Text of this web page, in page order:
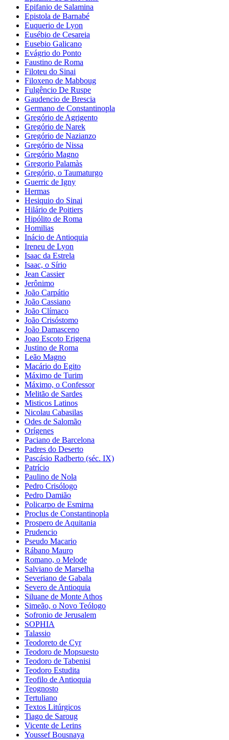
Epifanio de Salamina
Epistola de Barnabé
Euquerio de Lyon
Eusébio de Cesareia
Eusebio Galicano
Evágrio do Ponto
Faustino de Roma
Filoteu do Sinai
Filoxeno de Mabboug
Fulgêncio De Ruspe
Gaudencio de Brescia
Germano de Constantinopla
Gregório de Agrigento
Gregório de Narek
Gregório de Nazianzo
Gregório de Nissa
Gregório Magno
Gregorio Palamàs
Gregório, o Taumaturgo
Guerric de Igny
Hermas
Hesiquio do Sinai
Hilário de Poitiers
Hipólito de Roma
Homilias
Inácio de Antioquia
Ireneu de Lyon
Isaac da Estrela
Isaac, o Sírio
Jean Cassier
Jerônimo
João Carpátio
João Cassiano
João Clímaco
João Crisóstomo
João Damasceno
Joao Escoto Erigena
Justino de Roma
Leão Magno
Macário do Egito
Máximo de Turim
Máximo, o Confessor
Melitão de Sardes
Misticos Latinos
Nicolau Cabasilas
Odes de Salomão
Orígenes
Paciano de Barcelona
Padres do Deserto
Pascásio Radberto (séc. IX)
Patrício
Paulino de Nola
Pedro Crisólogo
Pedro Damião
Policarpo de Esmirna
Proclus de Constantinopla
Prospero de Aquitania
Prudencio
Pseudo Macario
Rábano Mauro
Romano, o Melode
Salviano de Marselha
Severiano de Gabala
Severo de Antioquia
Siluane de Monte Athos
Simeão, o Novo Teólogo
Sofronio de Jerusalem
SOPHIA
Talassio
Teodoreto de Cyr
Teodoro de Mopsuesto
Teodoro de Tabenisi
Teodoro Estudita
Teofilo de Antioquia
Teognosto
Tertuliano
Textos Litúrgicos
Tiago de Saroug
Vicente de Lerins
Youssef Bousnaya